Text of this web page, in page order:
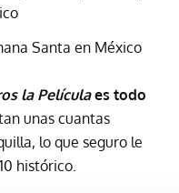
Santa en México
la Películaes todo
unas cuantas
lo que seguro le
histórico.